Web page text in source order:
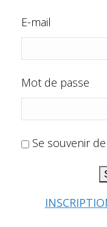
E-mail
Mot de passe
Se souvenir